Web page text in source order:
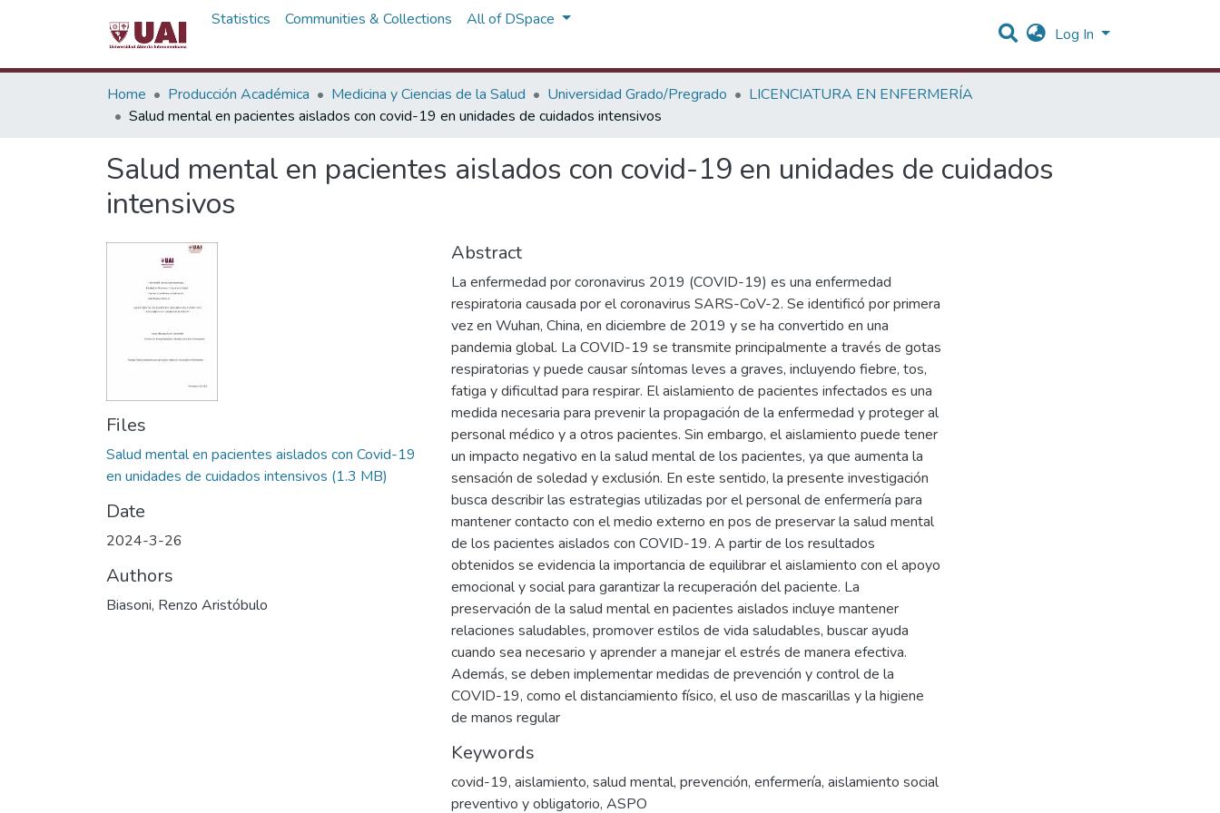
Statistics Communities & Collections All of DSpace
Log In
Home Producción Académica Medicina y Ciencias de la Salud Universidad Grado/Pregrado
LICENCIATURA EN ENFERMERÍA
Salud mental en pacientes aislados con covid-19 en unidades de cuidados intensivos
Salud mental en pacientes aislados con covid-19 en unidades de cuidados
intensivos
Files
Salud mental en pacientes aislados con Covid-19
en unidades de cuidados intensivos (1.3 MB)
Date
2024-3-26
Authors
Biasoni, Renzo Aristóbulo
Abstract
La enfermedad por coronavirus 2019 (COVID-19) es una enfermedad
respiratoria causada por el coronavirus SARS-CoV-2. Se identificó por primera
vez en Wuhan, China, en diciembre de 2019 y se ha convertido en una
pandemia global. La COVID-19 se transmite principalmente a través de gotas
respiratorias y puede causar síntomas leves a graves, incluyendo fiebre, tos,
fatiga y dificultad para respirar. El aislamiento de pacientes infectados es una
medida necesaria para prevenir la propagación de la enfermedad y proteger al
personal médico y a otros pacientes. Sin embargo, el aislamiento puede tener
un impacto negativo en la salud mental de los pacientes, ya que aumenta la
sensación de soledad y exclusión. En este sentido, la presente investigación
busca describir las estrategias utilizadas por el personal de enfermería para
mantener contacto con el medio externo en pos de preservar la salud mental
de los pacientes aislados con COVID-19. A partir de los resultados
obtenidos se evidencia la importancia de equilibrar el aislamiento con el apoyo
emocional y social para garantizar la recuperación del paciente. La
preservación de la salud mental en pacientes aislados incluye mantener
relaciones saludables, promover estilos de vida saludables, buscar ayuda
cuando sea necesario y aprender a manejar el estrés de manera efectiva.
Además, se deben implementar medidas de prevención y control de la
COVID-19, como el distanciamiento físico, el uso de mascarillas y la higiene
de manos regular
Keywords
covid-19, aislamiento, salud mental, prevención, enfermería, aislamiento social
preventivo y obligatorio, ASPO